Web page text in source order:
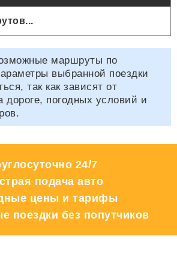
маршруты по
выбранной поездки
так как зависят от
дороге, погодных условий и
24/7
подача авто
цены и тарифы
поездки без попутчиков